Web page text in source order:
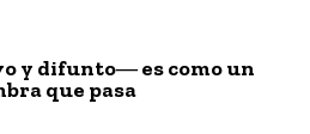
y difunto― es como un
que pasa